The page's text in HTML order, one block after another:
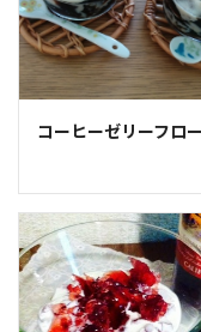
コーヒーゼリーフロ